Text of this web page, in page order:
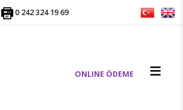
0 242 324 19 69
ONLINE ÖDEME